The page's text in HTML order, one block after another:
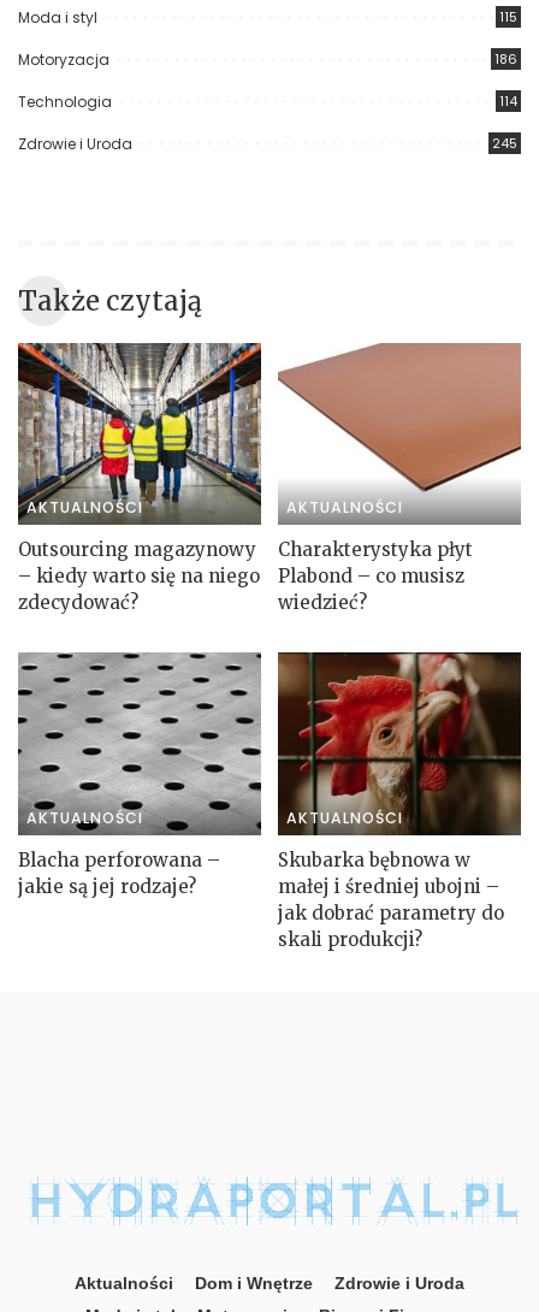
Moda i styl 115
Motoryzacja 186
Technologia 114
Zdrowie i Uroda 245
Także czytają
AKTUALNOŚCI
Outsourcing magazynowy
– kiedy warto się na niego
zdecydować?
AKTUALNOŚCI
Charakterystyka płyt
Plabond – co musisz
wiedzieć?
AKTUALNOŚCI
Blacha perforowana –
jakie są jej rodzaje?
AKTUALNOŚCI
Skubarka bębnowa w
małej i średniej ubojni –
jak dobrać parametry do
skali produkcji?
Aktualności Dom i Wnętrze
Zdrowie i Uroda